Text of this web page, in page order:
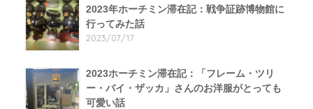
2023年ホーチミン滞在記：戦争証跡博物館に
行ってみた話
2023/07/17
2023ホーチミン滞在記：「フレーム・ツリ
ー・バイ・ザッカ」さんのお洋服がとっても
可愛い話